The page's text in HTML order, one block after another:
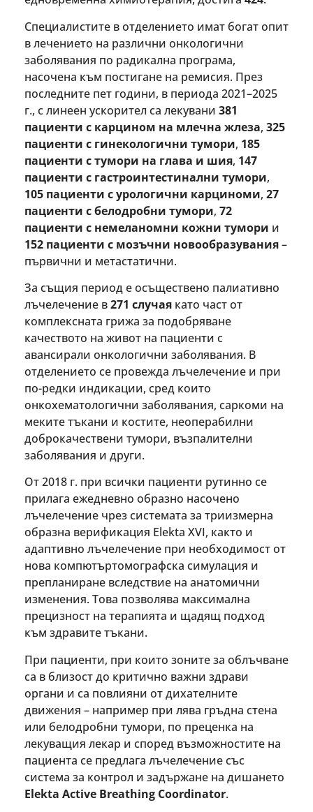
Специалистите в отделението имат богат опит
в лечението на различни онкологични
заболявания по радикална програма,
насочена към постигане на ремисия. През
последните пет години, в периода 2021–2025
г., с линеен ускорител са лекувани 381
пациенти с карцином на млечна жлеза, 325
пациенти с гинекологични тумори, 185
пациенти с тумори на глава и шия, 147
пациенти с гастроинтестинални тумори,
105 пациенти с урологични карциноми, 27
пациенти с белодробни тумори, 72
пациенти с немеланомни кожни тумори и
152 пациенти с мозъчни новообразувания–
първични и метастатични.
За същия период е осъществено палиативно
лъчелечение в271 случая като част от
комплексната грижа за подобряване
качеството на живот на пациенти с
авансирали онкологични заболявания. В
отделението се провежда лъчелечение и при
по-редки индикации, сред които
онкохематологични заболявания, саркоми на
меките тъкани и костите, неоперабилни
доброкачествени тумори, възпалителни
заболявания и други.
От 2018 г. при всички пациенти рутинно се
прилага ежедневно образно насочено
лъчелечение чрез системата за триизмерна
образна верификация Elekta XVI, както и
адаптивно лъчелечение при необходимост от
нова компютъртомографска симулация и
препланиране вследствие на анатомични
изменения. Това позволява максимална
прецизност на терапията и щадящ подход
към здравите тъкани.
При пациенти, при които зоните за облъчване
са в близост до критично важни здрави
органи и са повлияни от дихателните
движения – например при лява гръдна стена
или белодробни тумори, по преценка на
лекуващия лекар и според възможностите на
пациента се предлага лъчелечение със
система за контрол и задържане на дишането
Elekta Active Breathing Coordinator.